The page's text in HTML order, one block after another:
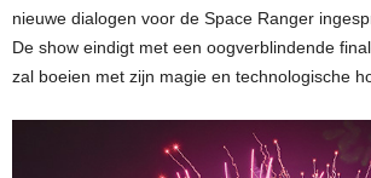
nieuwe dialogen voor de Space Ranger
De show eindigt met een oogverblindende
zal boeien met zijn magie en technologische